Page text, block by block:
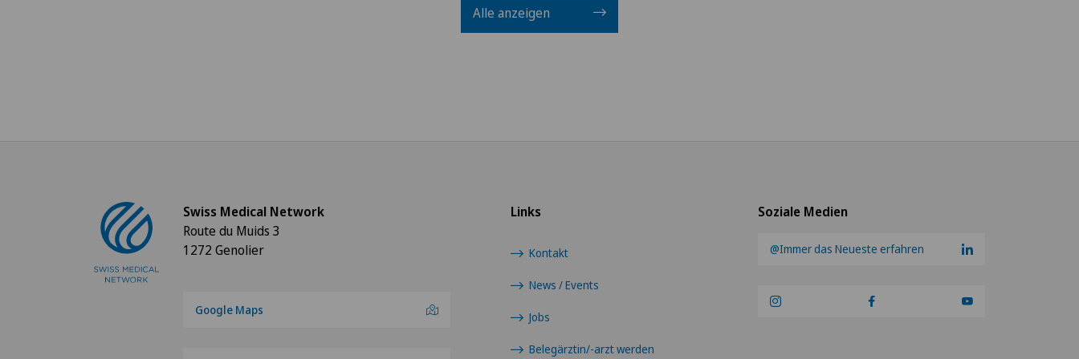
Alle anzeigen
Soziale Medien
@Immer das Neueste erfahren
Links
Kontakt
News / Events
Jobs
Belegärztin/-arzt werden
Swiss Medical Network
Route du Muids 3
1272 Genolier
Google Maps